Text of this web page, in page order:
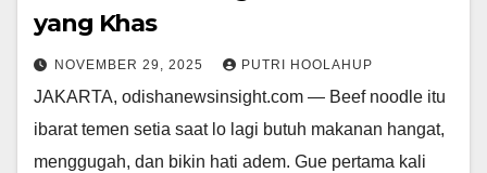
yang Khas
NOVEMBER 29, 2025 PUTRI HOOLAHUP
JAKARTA, odishanewsinsight.com — Beef noodle itu
ibarat temen setia saat lo lagi butuh makanan hangat,
menggugah, dan bikin hati adem. Gue pertama kali